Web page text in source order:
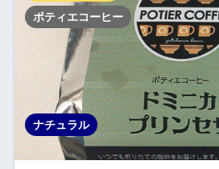
ナチュラル
ポティエコーヒー